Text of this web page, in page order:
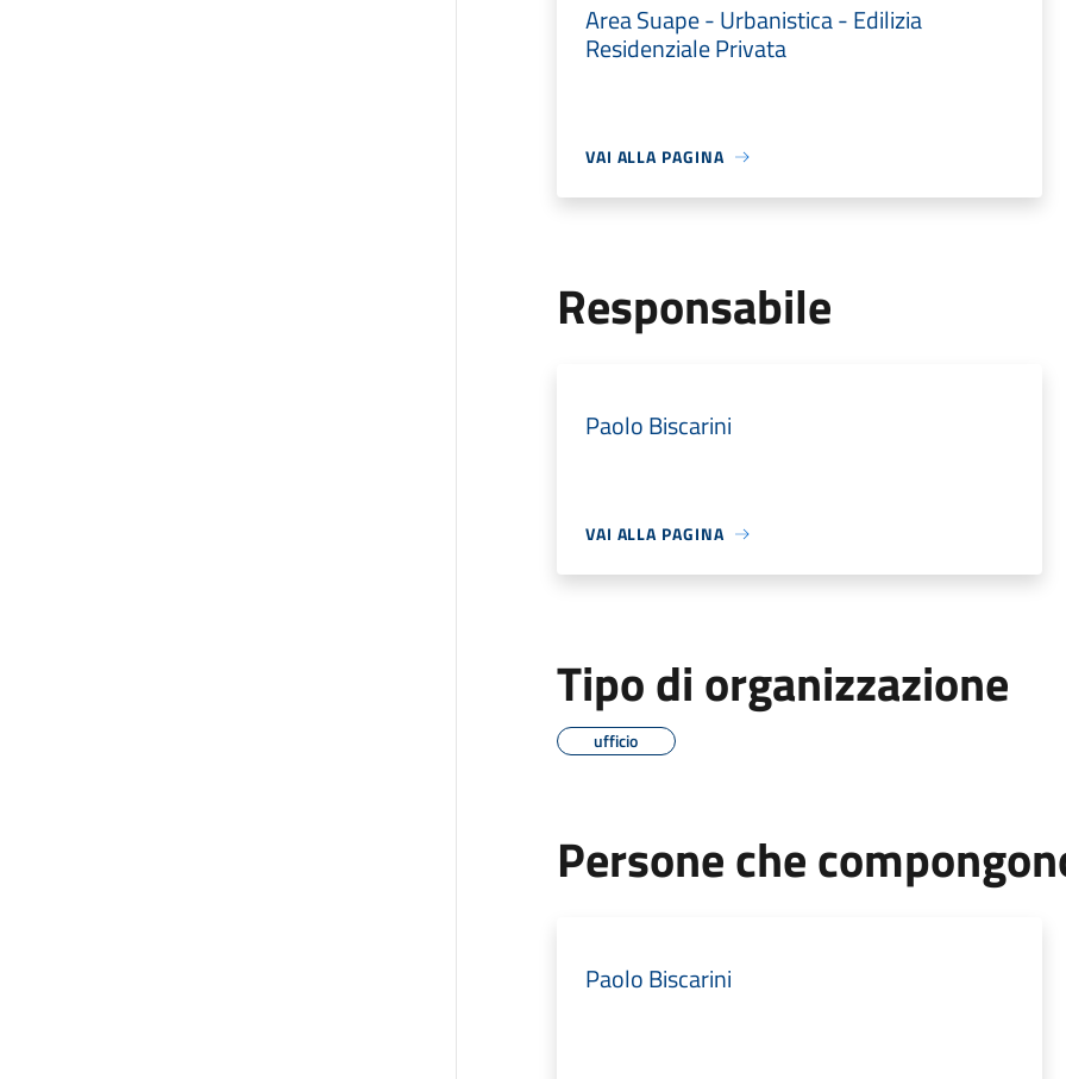
Area Suape - Urbanistica - Edilizia
Residenziale Privata
VAI ALLA PAGINA
Responsabile
Paolo Biscarini
VAI ALLA PAGINA
Tipo di organizzazione
ufficio
Persone che
Paolo Biscarini